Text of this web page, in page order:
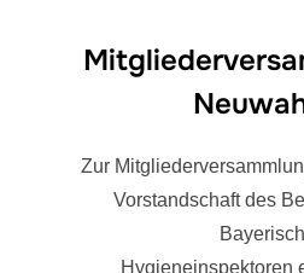
Zur
Vorstandschaft des
Hygieneinspektoren